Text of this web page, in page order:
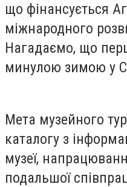
що фінансується
міжнародного
Нагадаємо, що
минулою зимою у
Мета музейного
каталогу з
музеї,
подальшої